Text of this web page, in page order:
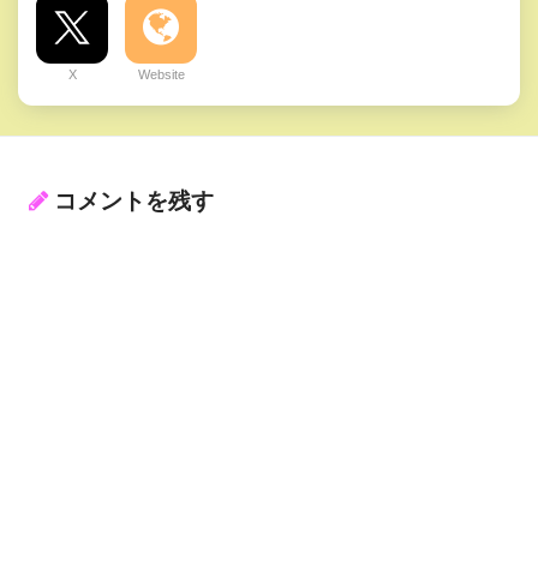
X Website
コメントを残す